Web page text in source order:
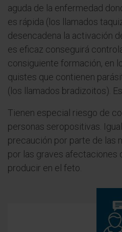
aguda de la enfermedad
es rápida (los llamados
desencadena la activación
es eficaz conseguirá
consiguiente formación, en
quistes que contienen
(los llamados bradizoitos).
Tienen especial riesgo de
personas seropositivas.
precaución por parte de las
por las graves afectaciones
producir en el feto.